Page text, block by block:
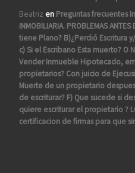
Beatriz en Preguntas frecuentes
INMOBILIARIA. PROBLEMAS
tiene Plano? B)¿Perdió Escritura
c) Si el Escribano Esta muerto? O
Vender Inmueble Hipotecado,
propietarios? Con juicio de
Muerte de un propietario
de escriturar? F) Que sucede si
quiere escriturar el propietario ?
certificacion de firmas para que